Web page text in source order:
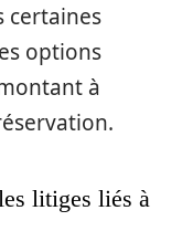
certaines
options
à
litiges liés à